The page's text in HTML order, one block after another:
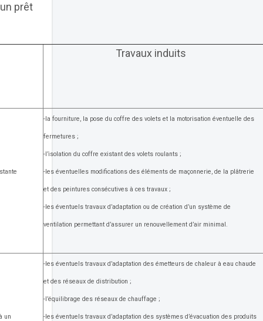
prêt
Travaux induits
-la fourniture, la pose du coffre des volets et la motorisation éventuelle des
fermetures ;
-l’isolation du coffre existant des volets roulants ;
-les éventuelles modifications des éléments de maçonnerie, de la plâtrerie
et des peintures consécutives à ces travaux ;
-les éventuels travaux d’adaptation ou de création d’un système de
ventilation permettant d’assurer un renouvellement d’air minimal.
un
-les éventuels travaux d’adaptation des émetteurs de chaleur à eau chaude
et des réseaux de distribution ;
-l’équilibrage des réseaux de chauffage ;
-les éventuels travaux d’adaptation des systèmes d’évacuation des produits